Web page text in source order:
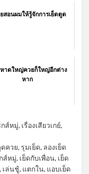
สอนผมให้รู้จักการเย็ดตูด
าดใหญ่ควยก็ใหญ่อีกต่าง
หาก
กส์หมู่, เรื่องเสียวเกย์,
ควย, รุมเย็ด, ลองเย็ด
ส์หมู่, เย็ดกับเพื่อน, เย็ด
, เล่นชู้, แตกใน, แอบเย็ด